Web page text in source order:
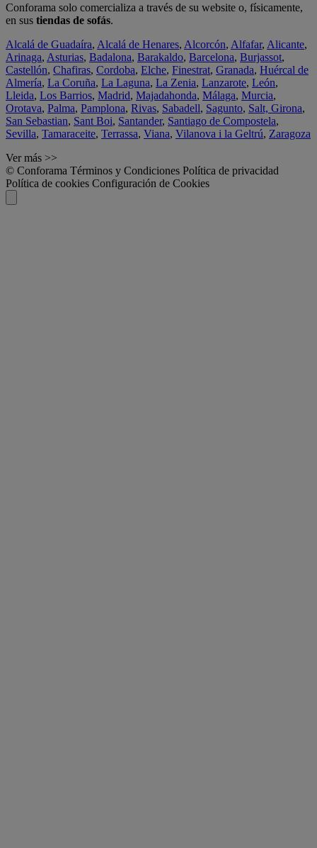
Conforama solo comercializa a través de su website o, físicamente,
en sus tiendas de sofás.
Alcalá de Guadaíra, Alcalá de Henares, Alcorcón, Alfafar, Alicante,
Arinaga, Asturias, Badalona, Barakaldo, Barcelona, Burjassot,
Castellón, Chafiras, Cordoba, Elche, Finestrat, Granada, Huércal de
Almería, La Coruña, La Laguna, La Zenia, Lanzarote, León,
Lleida, Los Barrios, Madrid, Majadahonda, Málaga, Murcia,
Orotava, Palma, Pamplona, Rivas, Sabadell, Sagunto, Salt, Girona,
San Sebastian, Sant Boi, Santander, Santiago de Compostela,
Sevilla, Tamaraceite, Terrassa, Viana, Vilanova i la Geltrú, Zaragoza
Ver más >>
© Conforama Términos y Condiciones Política de privacidad
Política de cookies Configuración de Cookies